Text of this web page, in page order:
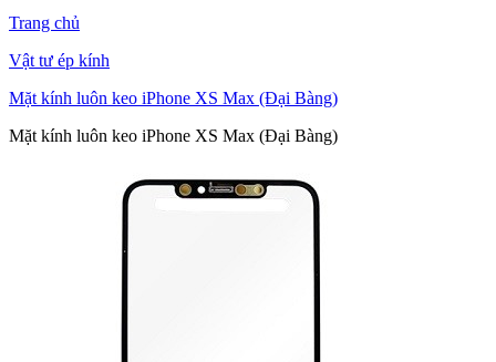
Trang chủ
Vật tư ép kính
Mặt kính luôn keo iPhone XS Max (Đại Bàng)
Mặt kính luôn keo iPhone XS Max (Đại Bàng)